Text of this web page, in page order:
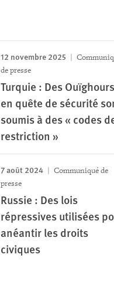
12 novembre 2025
de presse
Turquie : Des Ouïghours
en quête de sécurité
soumis à des « codes
restriction »
7 août 2024
Communiqué de
presse
Russie : Des lois
répressives utilisées
anéantir les droits
civiques